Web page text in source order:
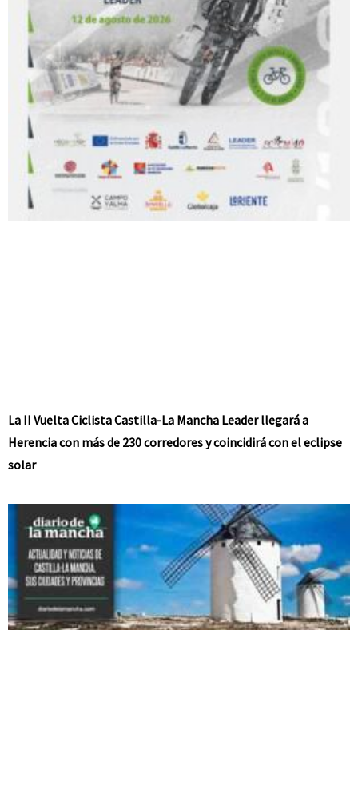
La II Vuelta Ciclista Castilla-La Mancha Leader llegará a
Herencia con más de 230 corredores y coincidirá con el eclipse
solar